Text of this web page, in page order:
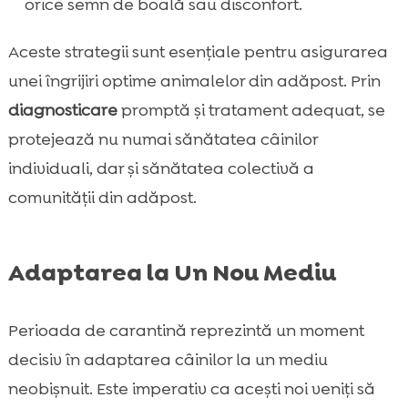
orice semn de boală sau disconfort.
Aceste strategii sunt esențiale pentru asigurarea
unei îngrijiri optime animalelor din adăpost. Prin
diagnosticarepromptă și tratament adequat, se
protejează nu numai sănătatea câinilor
individuali, dar și sănătatea colectivă a
comunității din adăpost.
Adaptarea la Un Nou Mediu
Perioada de carantină reprezintă un moment
decisiv în adaptarea câinilor la un mediu
neobișnuit. Este imperativ ca acești noi veniți să